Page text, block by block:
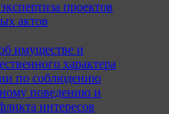
проектов
актов
имуществе и
характера
по соблюдению
поведению и
интересов